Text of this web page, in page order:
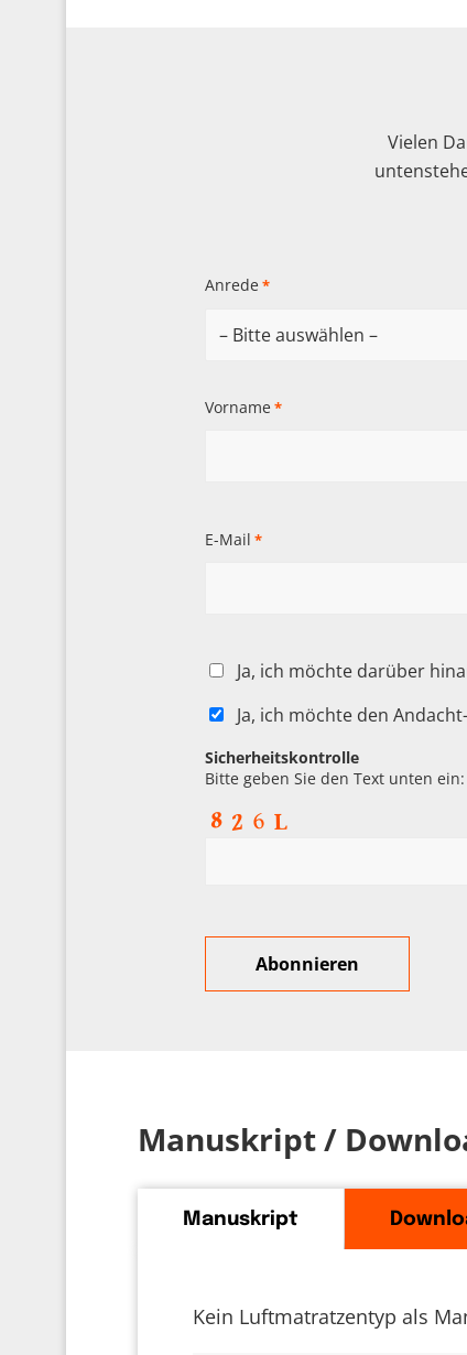
Vielen
Anrede *
Vorname *
E-Mail *
Ja, ich möchte darüber
Ja, ich möchte den
Sicherheitskontrolle
Bitte geben Sie den Text unten ein:
Manuskript /
Manuskript
Kein Luftmatratzentyp als